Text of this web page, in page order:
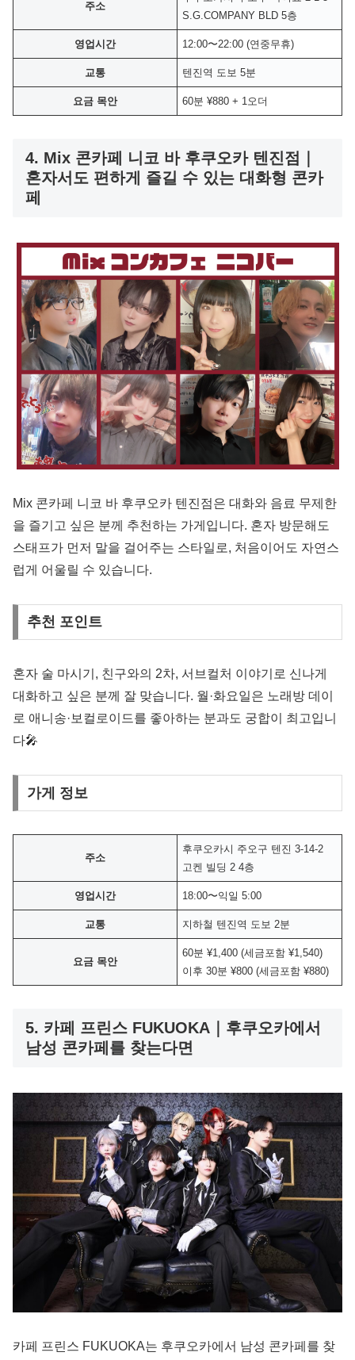
주소
S.G.COMPANY BLD 5층
영업시간 12:00〜22:00 (연중무휴)
교통 텐진역 도보 5분
요금 목안 60분 ¥880 + 1오더
4. Mix 콘카페 니코 바 후쿠오카 텐진점｜
혼자서도 편하게 즐길 수 있는 대화형 콘카
페
Mix 콘카페 니코 바 후쿠오카 텐진점은 대화와 음료 무제한
을 즐기고 싶은 분께 추천하는 가게입니다. 혼자 방문해도
스태프가 먼저 말을 걸어주는 스타일로, 처음이어도 자연스
럽게 어울릴 수 있습니다.
추천 포인트
혼자 술 마시기, 친구와의 2차, 서브컬처 이야기로 신나게
대화하고 싶은 분께 잘 맞습니다. 월·화요일은 노래방 데이
로 애니송·보컬로이드를 좋아하는 분과도 궁합이 최고입니
다🎤
가게 정보
주소
후쿠오카시 주오구 텐진 3-14-2
고켄 빌딩 2 4층
영업시간 18:00〜익일 5:00
교통 지하철 텐진역 도보 2분
요금 목안
60분 ¥1,400 (세금포함 ¥1,540)
이후 30분 ¥800 (세금포함 ¥880)
5. 카페 프린스 FUKUOKA｜후쿠오카에서
남성 콘카페를 찾는다면
카페 프린스 FUKUOKA는 후쿠오카에서 남성 콘카페를 찾